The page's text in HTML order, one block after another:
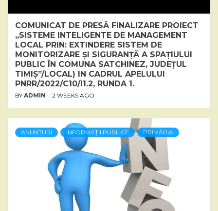
COMUNICAT DE PRESĂ FINALIZARE PROIECT
„SISTEME INTELIGENTE DE MANAGEMENT
LOCAL PRIN: EXTINDERE SISTEM DE
MONITORIZARE ȘI SIGURANȚĂ A SPAȚIULUI
PUBLIC ÎN COMUNA SATCHINEZ, JUDEȚUL
TIMIȘ”/LOCAL) IN CADRUL APELULUI
PNRR/2022/C10/I1.2, RUNDA 1.
BY ADMIN 2 WEEKS AGO
ANUNȚURI INFORMAȚII PUBLICE PRIMĂRIA